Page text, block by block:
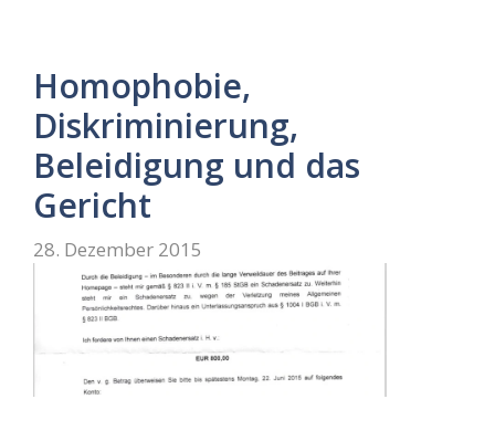
Homophobie,
Diskriminierung,
Beleidigung und das
Gericht
28. Dezember 2015